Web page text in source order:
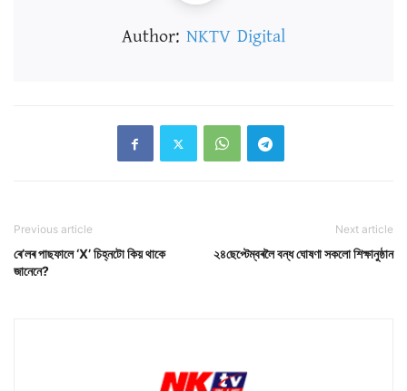
Author: NKTV Digital
Previous article
ৰে’লৰ পাছফালে ‘X’ চিহ্নটো কিয় থাকে
জানেনে?
Next article
২৪ছেপ্টেম্বৰলৈ বন্ধ ঘোষণা সকলো শিক্ষানুষ্ঠান